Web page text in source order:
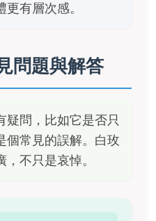
有層次感。
問題與解答
疑問，比如它是否只
個常見的誤解。白玫
不只是哀悼。